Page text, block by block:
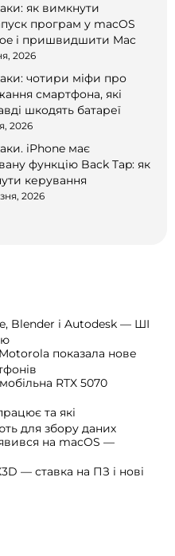
як вимкнути
програм у macOS
і пришвидшити Mac
2026
чотири міфи про
смартфона, які
шкодять батареї
2026
iPhone має
функцію Back Tap: як
керування
2026
Blender і Autodesk — ШІ
показала нове
RTX 5070
та які
для збору даних
на macOS —
— ставка на ПЗ і нові